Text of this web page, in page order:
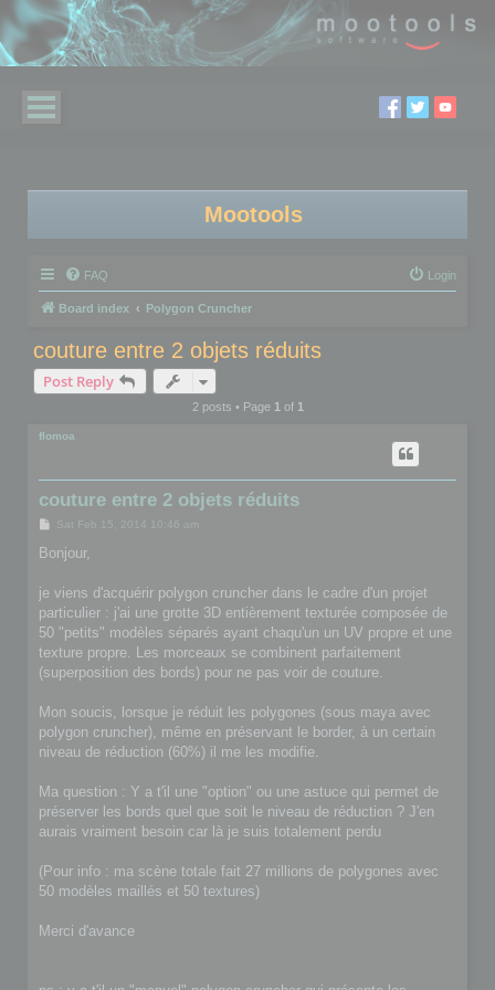
Mootools
FAQ Login
Board index Polygon Cruncher
couture entre 2 objets réduits
Post Reply
2 posts • Page 1of 1
flomoa
couture entre 2 objets réduits
P
s
Sat Feb 15, 2014 10:46 am
Bonjour,
je viens d'acquérir polygon cruncher dans le cadre d'un projet
particulier : j'ai une grotte 3D entièrement texturée composée de
50 "petits" modèles séparés ayant chaqu'un un UV propre et une
texture propre. Les morceaux se combinent parfaitement
(superposition des bords) pour ne pas voir de couture.
Mon soucis, lorsque je réduit les polygones (sous maya avec
polygon cruncher), même en préservant le border, à un certain
niveau de réduction (60%) il me les modifie.
Ma question : Y a t'il une "option" ou une astuce qui permet de
préserver les bords quel que soit le niveau de réduction ? J'en
aurais vraiment besoin car là je suis totalement perdu
(Pour info : ma scène totale fait 27 millions de polygones avec
50 modèles maillés et 50 textures)
Merci d'avance